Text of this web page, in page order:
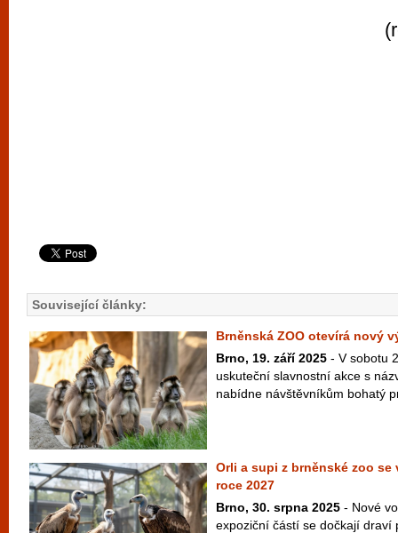
Související články:
Brněnská ZOO otevírá nový
Brno, 19. září 2025 - V sobotu
uskuteční slavnostní akce s
nabídne návštěvníkům bohatý
Orli a supi z brněnské zoo
roce 2027
Brno, 30. srpna 2025 - Nové
expoziční částí se dočkají draví